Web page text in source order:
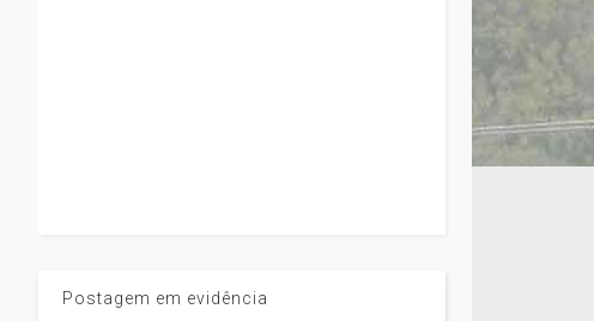
Postagem em evidência